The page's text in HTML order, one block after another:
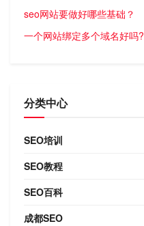
seo网站要做好哪些基础？
一个网站绑定多个域名好吗?
分类中心
SEO培训
SEO教程
SEO百科
成都SEO